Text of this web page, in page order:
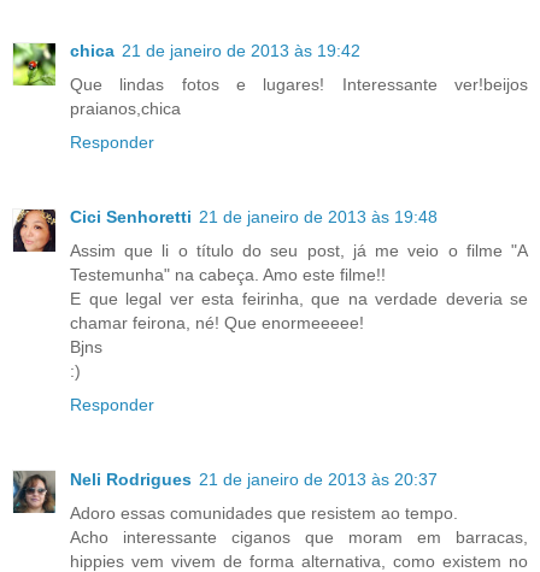
chica 21 de janeiro de 2013 às 19:42
Que lindas fotos e lugares! Interessante ver!beijos
praianos,chica
Responder
Cici Senhoretti 21 de janeiro de 2013 às 19:48
Assim que li o título do seu post, já me veio o filme "A
Testemunha" na cabeça. Amo este filme!!
E que legal ver esta feirinha, que na verdade deveria se
chamar feirona, né! Que enormeeeee!
Bjns
:)
Responder
Neli Rodrigues 21 de janeiro de 2013 às 20:37
Adoro essas comunidades que resistem ao tempo.
Acho interessante ciganos que moram em barracas,
hippies vem vivem de forma alternativa, como existem no